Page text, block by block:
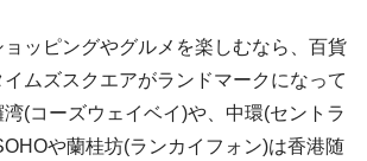
ッピングやグルメを楽しむなら、百貨
ムズスクエアがランドマークになって
(コーズウェイベイ)や、中環(セントラ
や蘭桂坊(ランカイフォン)は香港随